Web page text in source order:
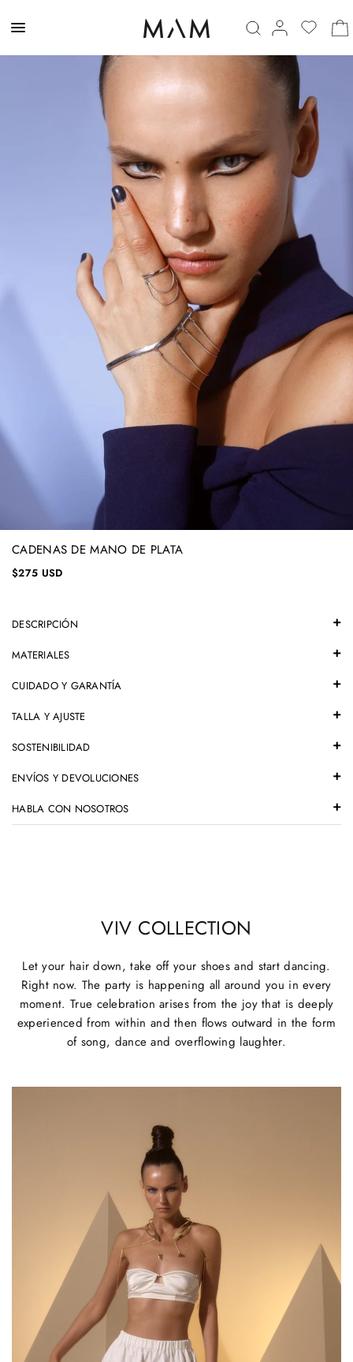
CADENAS DE MANO DE PLATA
$275 USD
DESCRIPCIÓN
MATERIALES
CUIDADO Y GARANTÍA
TALLA Y AJUSTE
SOSTENIBILIDAD
ENVÍOS Y DEVOLUCIONES
HABLA CON NOSOTROS
VIV COLLECTION
Let your hair down, take off your shoes and start dancing.
Right now. The party is happening all around you in every
moment. True celebration arises from the joy that is deeply
experienced from within and then flows outward in the form
of song, dance and overflowing laughter.